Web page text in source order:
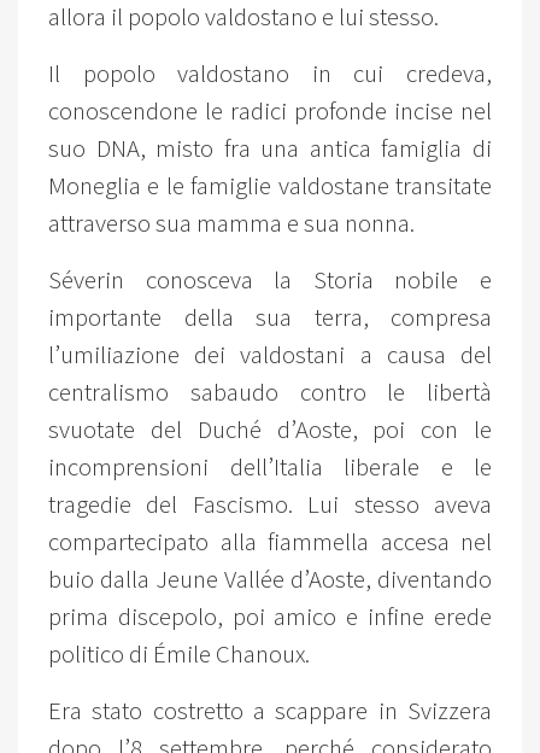
allora il popolo valdostano e lui stesso.
Il popolo valdostano in cui credeva,
conoscendone le radici profonde incise nel
suo DNA, misto fra una antica famiglia di
Moneglia e le famiglie valdostane transitate
attraverso sua mamma e sua nonna.
Séverin conosceva la Storia nobile e
importante della sua terra, compresa
l’umiliazione dei valdostani a causa del
centralismo sabaudo contro le libertà
svuotate del Duché d’Aoste, poi con le
incomprensioni dell’Italia liberale e le
tragedie del Fascismo. Lui stesso aveva
compartecipato alla fiammella accesa nel
buio dalla Jeune Vallée d’Aoste, diventando
prima discepolo, poi amico e infine erede
politico di Émile Chanoux.
Era stato costretto a scappare in Svizzera